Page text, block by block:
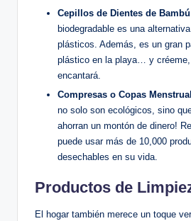
Cepillos de Dientes de
biodegradable es una
plásticos. Además, es un gran
plástico en la playa… y
encantará.
Compresas o Copas
no solo son ecológicos, sino
ahorran un montón de dinero!
puede usar más de 10,000
desechables en su vida.
Productos de
El hogar también merece un toque